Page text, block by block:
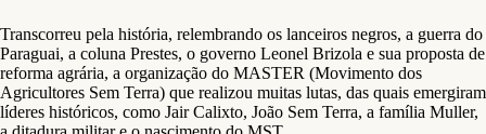
Transcorreu pela história, relembrando os lanceiros negros, a guerra do
Paraguai, a coluna Prestes, o governo Leonel Brizola e sua proposta de
reforma agrária, a organização do MASTER (Movimento dos
Agricultores Sem Terra) que realizou muitas lutas, das quais emergiram
líderes históricos, como Jair Calixto, João Sem Terra, a família Muller,